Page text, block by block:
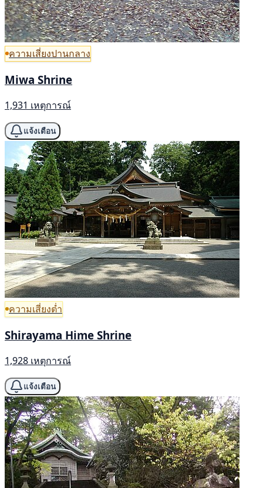
ความเสี่ยงปานกลาง
Miwa Shrine
1,931 เหตุการณ์
แจ้งเตือน
ความเสี่ยงต่ำ
Shirayama Hime Shrine
1,928 เหตุการณ์
แจ้งเตือน